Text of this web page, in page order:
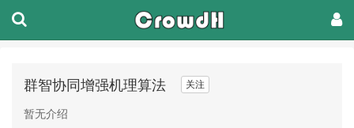
群智协同增强机理算法 关注
暂无介绍